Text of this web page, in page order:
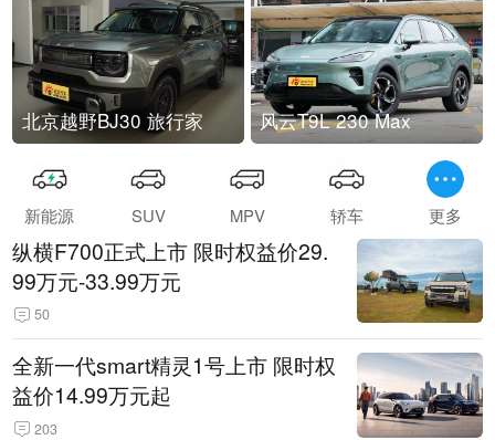
北京越野BJ30 旅行家 风云T9L 230 Max
新能源 SUV MPV 轿车 更多
纵横F700正式上市 限时权益价29.
99万元-33.99万元
50
全新一代smart精灵1号上市 限时权
益价14.99万元起
203